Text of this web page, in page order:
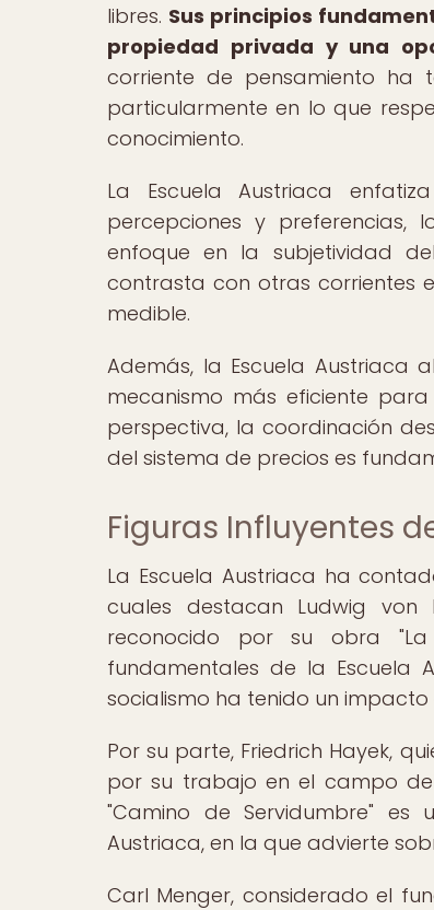
libres. Sus principios
propiedad privada y una
corriente de pensamiento ha
particularmente en lo que
conocimiento.
La Escuela Austriaca
percepciones y preferencias,
enfoque en la subjetividad
contrasta con otras corrientes
medible.
Además, la Escuela
mecanismo más eficiente
perspectiva, la coordinación
del sistema de precios es
Figuras Influyentes
La Escuela Austriaca ha
cuales destacan Ludwig von
reconocido por su obra
fundamentales de la Escuela
socialismo ha tenido un
Por su parte, Friedrich Hayek,
por su trabajo en el campo
"Camino de Servidumbre" es
Austriaca, en la que advierte
Carl Menger, considerado el